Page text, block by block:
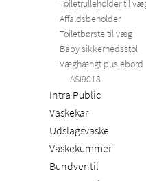
Toiletrulleholder til
Affaldsbeholder
Toiletbørste til væg
Baby sikkerhedsstol
Væghængt puslebord
ASI9018
Intra Public
Vaskekar
Udslagsvaske
Vaskekummer
Bundventil